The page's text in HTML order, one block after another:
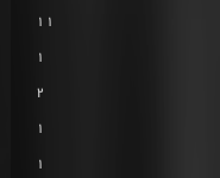
11
1
2
1
1